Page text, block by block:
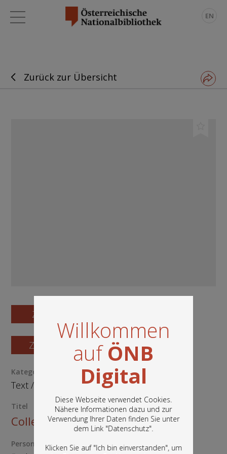
Willkommen
aufÖNB
Digital
Diese Webseite verwendet Cookies.
Nähere Informationen dazu und zur
Verwendung Ihrer Daten finden Sie unter
dem Link "Datenschutz".
Klicken Sie auf "Ich bin einverstanden", um
In diesem Portal finden Sie die digitalen
Bestände der Österreichischen
Nationalbibliothek: Bücher, Fotografien,
EN
Zurück zur Übersicht
Zum Digitalisat
Zum Katalogisat
Kategorie / Medientyp
Text/ Manuskript
Titel
Collectio astrologica
Person